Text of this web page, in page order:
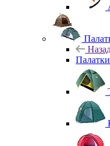
Палатки